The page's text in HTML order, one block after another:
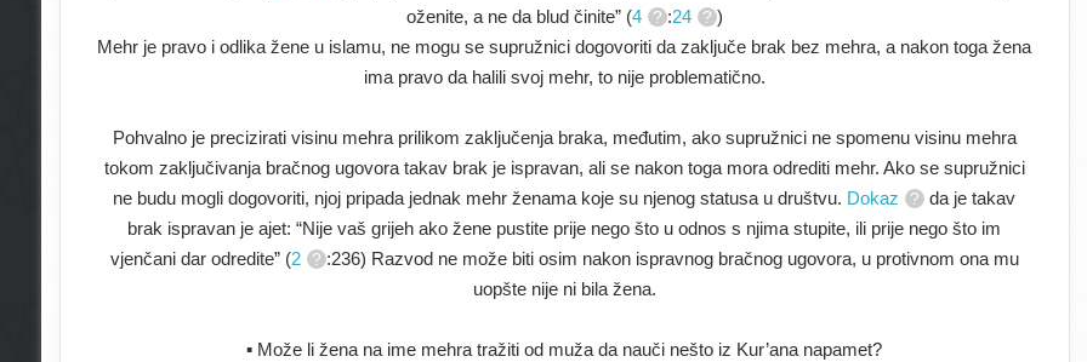
oženite, a ne da blud činite” (4 :24
)
Mehr je pravo i odlika žene u islamu, ne mogu se supružnici dogovoriti da zaključe brak bez mehra, a nakon toga žena
ima pravo da halili svoj mehr, to nije problematično.
Pohvalno je precizirati visinu mehra prilikom zaključenja braka, međutim, ako supružnici ne spomenu visinu mehra
tokom zaključivanja bračnog ugovora takav brak je ispravan, ali se nakon toga mora odrediti mehr. Ako se supružnici
ne budu mogli dogovoriti, njoj pripada jednak mehr ženama koje su njenog statusa u društvu. Dokaz
da je takav
brak ispravan je ajet: “Nije vaš grijeh ako žene pustite prije nego što u odnos s njima stupite, ili prije nego što im
vjenčani dar odredite” (2
:236) Razvod ne može biti osim nakon ispravnog bračnog ugovora, u protivnom ona mu
uopšte nije ni bila žena.
▪ Može li žena na ime mehra tražiti od muža da nauči nešto iz Kur’ana napamet?